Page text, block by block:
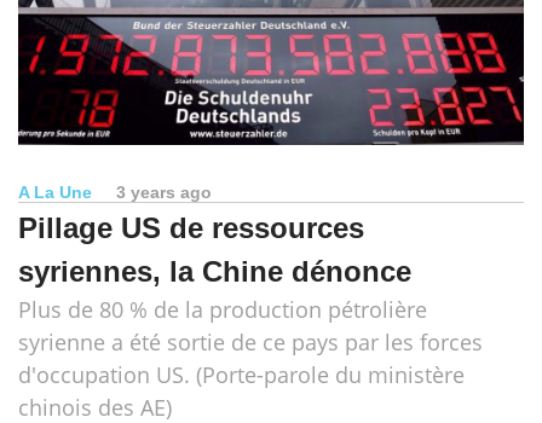
A La Une 3 years ago
Pillage US de ressources
syriennes, la Chine dénonce
Plus de 80 % de la production pétrolière
syrienne a été sortie de ce pays par les forces
d'occupation US. (Porte-parole du ministère
chinois des AE)